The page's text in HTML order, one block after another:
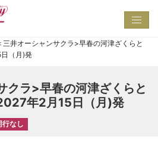
三井オーシャンサクラ>早春の河津ざくらと
（月)発
クラ>早春の河津ざくらと
年2月15日（月)発
行なし